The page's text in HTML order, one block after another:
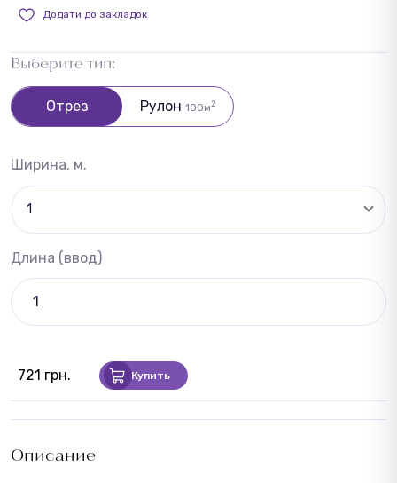
Додати до закладок
Выберите тип:
Рулон 100м2
Отрез
Ширина, м.
1
Длина (ввод)
721 грн. Купить
Описание